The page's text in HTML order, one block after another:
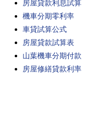
房屋貸款利息試算
機車分期零利率
車貸試算公式
房屋貸款試算表
山葉機車分期付款
房屋修繕貸款利率